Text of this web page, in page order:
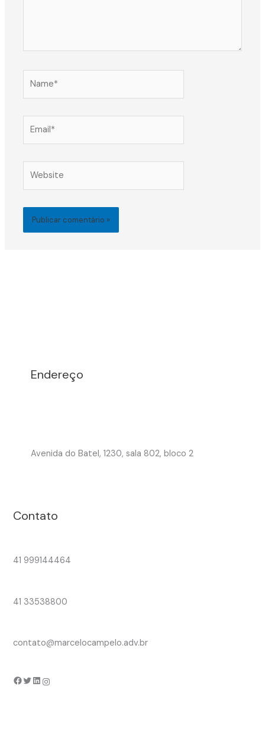
Endereço
Avenida do Batel, 1230, sala 802, bloco 2
Contato
41 999144464
41 33538800
contato@marcelocampelo.adv.br